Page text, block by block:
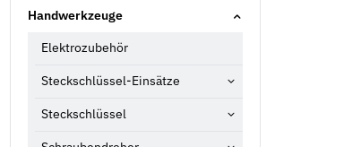
Handwerkzeuge
Elektrozubehör
Steckschlüssel-Einsätze
Steckschlüssel